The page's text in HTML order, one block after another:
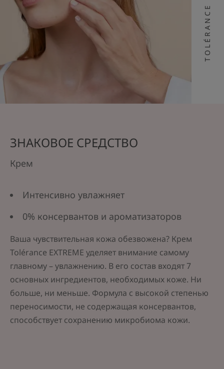
ЗНАКОВОЕ СРЕДСТВО
Крем
Интенсивно увлажняет
0% консервантов и ароматизаторов
Ваша чувствительная кожа обезвожена? Крем
Tolérance EXTREME уделяет внимание самому
главному – увлажнению. В его состав входят 7
основных ингредиентов, необходимых коже. Ни
больше, ни меньше. Формула с высокой степенью
переносимости, не содержащая консервантов,
способствует сохранению микробиома кожи.